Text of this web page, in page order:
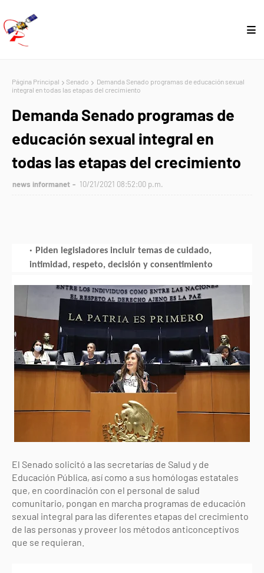
Página Principal Senado
Demanda Senado programas de educación sexual
integral en todas las etapas del crecimiento
Demanda Senado programas de
educación sexual integral en
todas las etapas del crecimiento
news informanet 10/21/2021 08:52:00 p.m.
Piden legisladores incluir temas de cuidado,
intimidad, respeto, decisión y consentimiento
El Senado solicitó a las secretarías de Salud y de
Educación Pública, así como a sus homólogas estatales
que, en coordinación con el personal de salud
comunitario, pongan en marcha programas de educación
sexual integral para las diferentes etapas del crecimiento
de las personas y proveer los métodos anticonceptivos
que se requieran.